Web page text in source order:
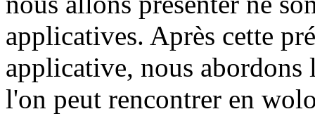
applicatives. Après cette
applicative, nous
l'on peut rencontrer en